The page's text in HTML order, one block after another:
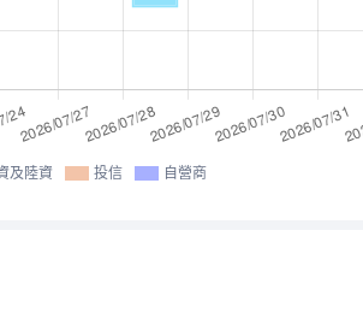
及陸資 投信 自營商